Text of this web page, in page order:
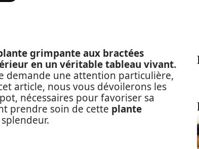
grimpante aux bractées
en un véritable tableau vivant.
demande une attention particulière,
article, nous vous dévoilerons les
nécessaires pour favoriser sa
prendre soin de cette plante